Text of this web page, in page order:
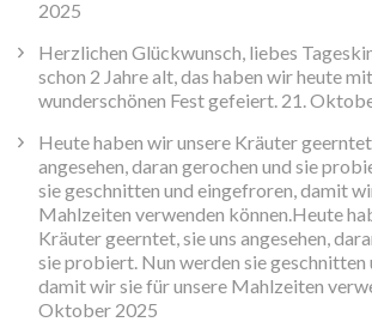
2025
Herzlichen Glückwunsch, liebes
schon 2 Jahre alt, das haben wir heute
wunderschönen Fest gefeiert. 21.
Heute haben wir unsere Kräuter
angesehen, daran gerochen und sie
sie geschnitten und eingefroren, damit
Mahlzeiten verwenden können.Heute
Kräuter geerntet, sie uns angesehen,
sie probiert. Nun werden sie geschnitten
damit wir sie für unsere Mahlzeiten
Oktober 2025